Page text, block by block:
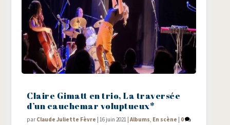
Claire Gimatt en trio, La traversée
d’un cauchemar voluptueux*
par Claude Juliette Fèvre | 16 juin 2021 |Albums En scène | 0